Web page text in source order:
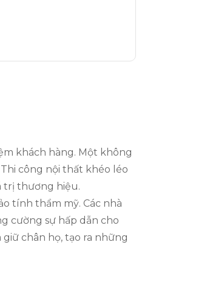
khách hàng. Một không
công nội thất khéo léo
trị thương hiệu.
tính thẩm mỹ. Các nhà
cường sự hấp dẫn cho
chân họ, tạo ra những